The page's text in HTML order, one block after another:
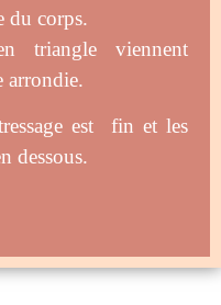
du corps.
triangle viennent
arrondie.
est fin et les
dessous.